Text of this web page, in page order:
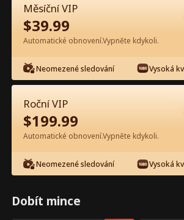
Epizoda 37 - Tajemství
Celý film
Měsíční VIP
$39.99
Automatické obnovení.Vypněte kdykoli.
Neomezené sledování Vysoká
Roční VIP
$199.99
Automatické obnovení.Vypněte kdykoli.
Neomezené sledování Vysoká
Dobít mince